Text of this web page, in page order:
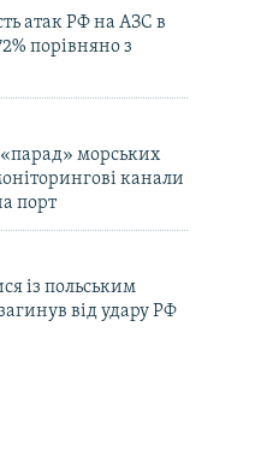
атак РФ на АЗС в
порівняно з
морських
канали
порт
із польським
від удару РФ